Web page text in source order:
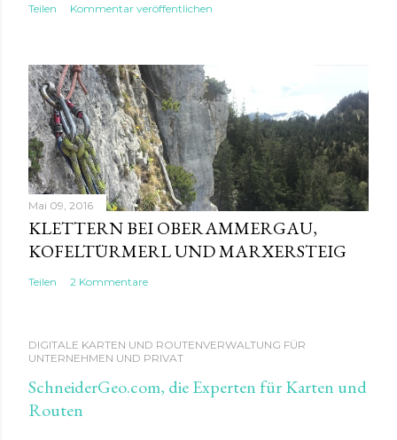
Teilen Kommentar veröffentlichen
Mai 09, 2016
KLETTERN BEI OBERAMMERGAU,
KOFELTÜRMERL UND MARXERSTEIG
Teilen 2 Kommentare
DIGITALE KARTEN UND ROUTENVERWALTUNG FÜR
UNTERNEHMEN UND PRIVAT
SchneiderGeo.com, die Experten für Karten und
Routen